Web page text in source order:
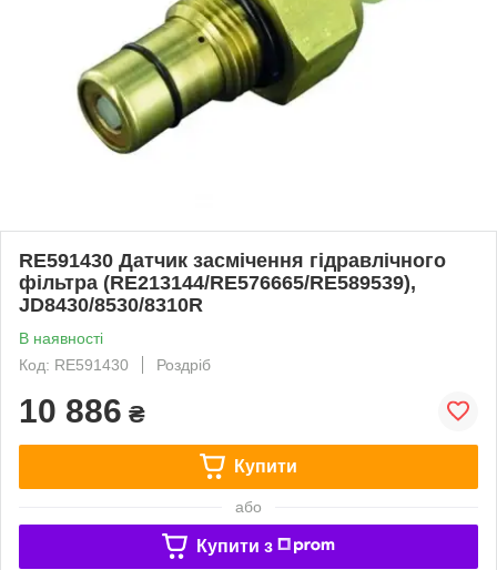
RE591430 Датчик засмічення гідравлічного
фільтра (RE213144/RE576665/RE589539),
JD8430/8530/8310R
В наявності
Код: RE591430
Роздріб
10 886 ₴
Купити
або
Купити з